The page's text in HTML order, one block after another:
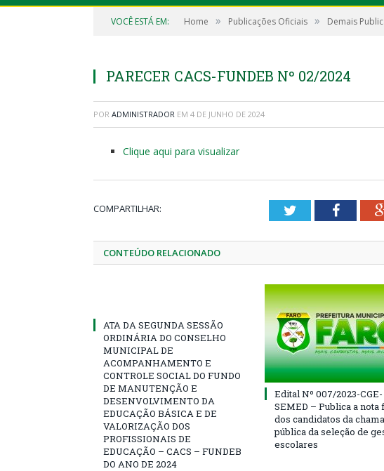
VOCÊ ESTÁ EM: Home » Publicações Oficiais » Demais
PARECER CACS-FUNDEB Nº 02/2024
POR ADMINISTRADOR EM 4 DE JUNHO DE 2024
Clique aqui para visualizar
COMPARTILHAR: Twitter
CONTEÚDO RELACIONADO
ATA DA SEGUNDA SESSÃO
ORDINÁRIA DO CONSELHO
MUNICIPAL DE
ACOMPANHAMENTO E
CONTROLE SOCIAL DO FUNDO
DE MANUTENÇÃO E
DESENVOLVIMENTO DA
EDUCAÇÃO BÁSICA E DE
VALORIZAÇÃO DOS
PROFISSIONAIS DE
EDUCAÇÃO – CACS – FUNDEB
DO ANO DE 2024
Edital Nº 007/2023-CGE-
SEMED – Publica a nota
dos candidatos da
pública da seleção de
escolares